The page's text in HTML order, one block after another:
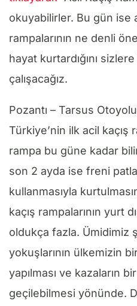
okuyabilirler. Bu gün ise
rampalarının ne denli
hayat kurtardığını
çalışacağız.
Pozantı – Tarsus
Türkiye’nin ilk acil kaçış
rampa bu güne kadar
son 2 ayda ise freni
kullanmasıyla
kaçış rampalarının yurt
oldukça fazla. Ümidimiz
yokuşlarının ülkemizin
yapılması ve kazaların
geçilebilmesi yönünde.